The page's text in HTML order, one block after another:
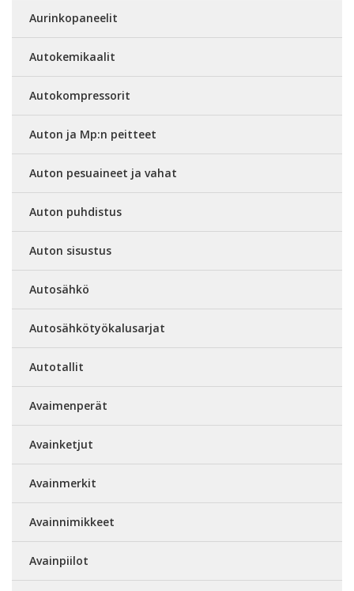
Aurinkopaneelit
Autokemikaalit
Autokompressorit
Auton ja Mp:n peitteet
Auton pesuaineet ja vahat
Auton puhdistus
Auton sisustus
Autosähkö
Autosähkötyökalusarjat
Autotallit
Avaimenperät
Avainketjut
Avainmerkit
Avainnimikkeet
Avainpiilot